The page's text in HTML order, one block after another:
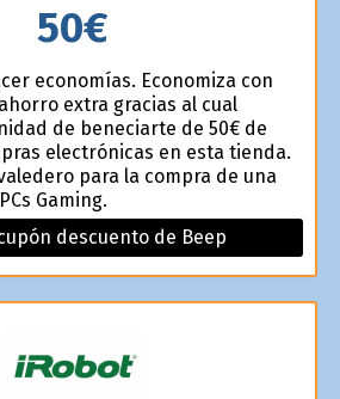
50€
economías. Economiza con
extra gracias al cual
de beneficiarte de 50€ de
electrónicas en esta tienda.
para la compra de una
Gaming.
descuento de Beep